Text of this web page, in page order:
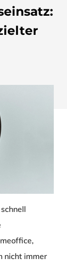
nicht immer